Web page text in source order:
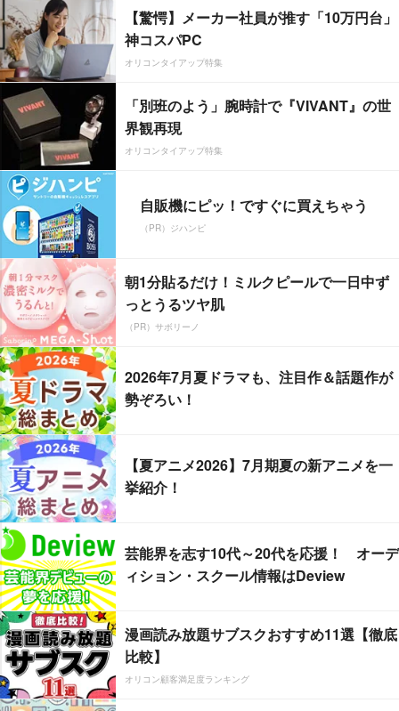
【驚愕】メーカー社員が推す「10万円台」
神コスパPC
オリコンタイアップ特集
「別班のよう」腕時計で『VIVANT』の世
界観再現
オリコンタイアップ特集
自販機にピッ！ですぐに買えちゃう
（PR）ジハンピ
朝1分貼るだけ！ミルクピールで一日中ず
っとうるツヤ肌
（PR）サボリーノ
2026年7月夏ドラマも、注目作＆話題作が
勢ぞろい！
【夏アニメ2026】7月期夏の新アニメを一
挙紹介！
芸能界を志す10代～20代を応援！ オーデ
ィション・スクール情報はDeview
漫画読み放題サブスクおすすめ11選【徹底
比較】
オリコン顧客満足度ランキング